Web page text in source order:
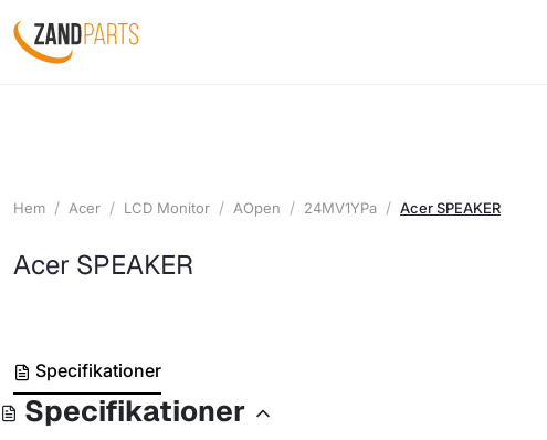
Hem Acer LCD Monitor AOpen 24MV1YPa Acer SPEAKER
Acer SPEAKER
Specifikationer
Specifikationer